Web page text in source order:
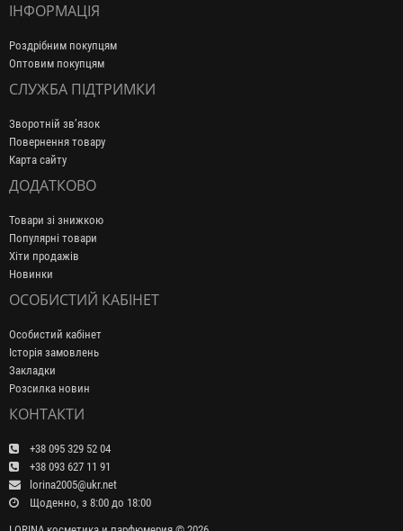
ІНФОРМАЦІЯ
Роздрібним покупцям
Оптовим покупцям
СЛУЖБА ПІДТРИМКИ
Зворотній зв’язок
Повернення товару
Карта сайту
ДОДАТКОВО
Товари зі знижкою
Популярні товари
Хіти продажів
Новинки
ОСОБИСТИЙ КАБІНЕТ
Особистий кабінет
Історія замовлень
Закладки
Розсилка новин
КОНТАКТИ
+38 095 329 52 04
+38 093 627 11 91
lorina2005@ukr.net
Щоденно, з 8:00 до 18:00